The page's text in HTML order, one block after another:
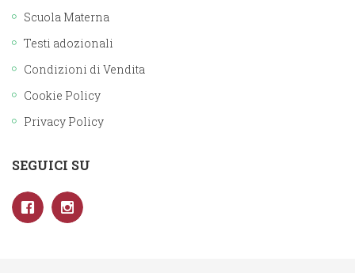
Scuola Materna
Testi adozionali
Condizioni di Vendita
Cookie Policy
Privacy Policy
SEGUICI SU